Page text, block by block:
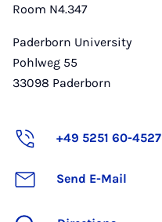
Room N4.347
Paderborn University
Pohlweg 55
33098 Paderborn
+49 5251 60-4527
Send E-Mail